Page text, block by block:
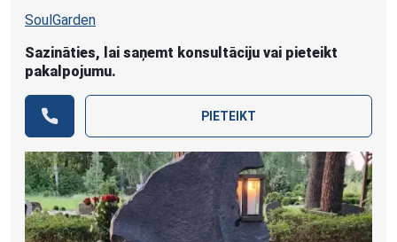
SoulGarden
Sazināties, lai saņemt konsultāciju vai pieteikt
pakalpojumu.
PIETEIKT